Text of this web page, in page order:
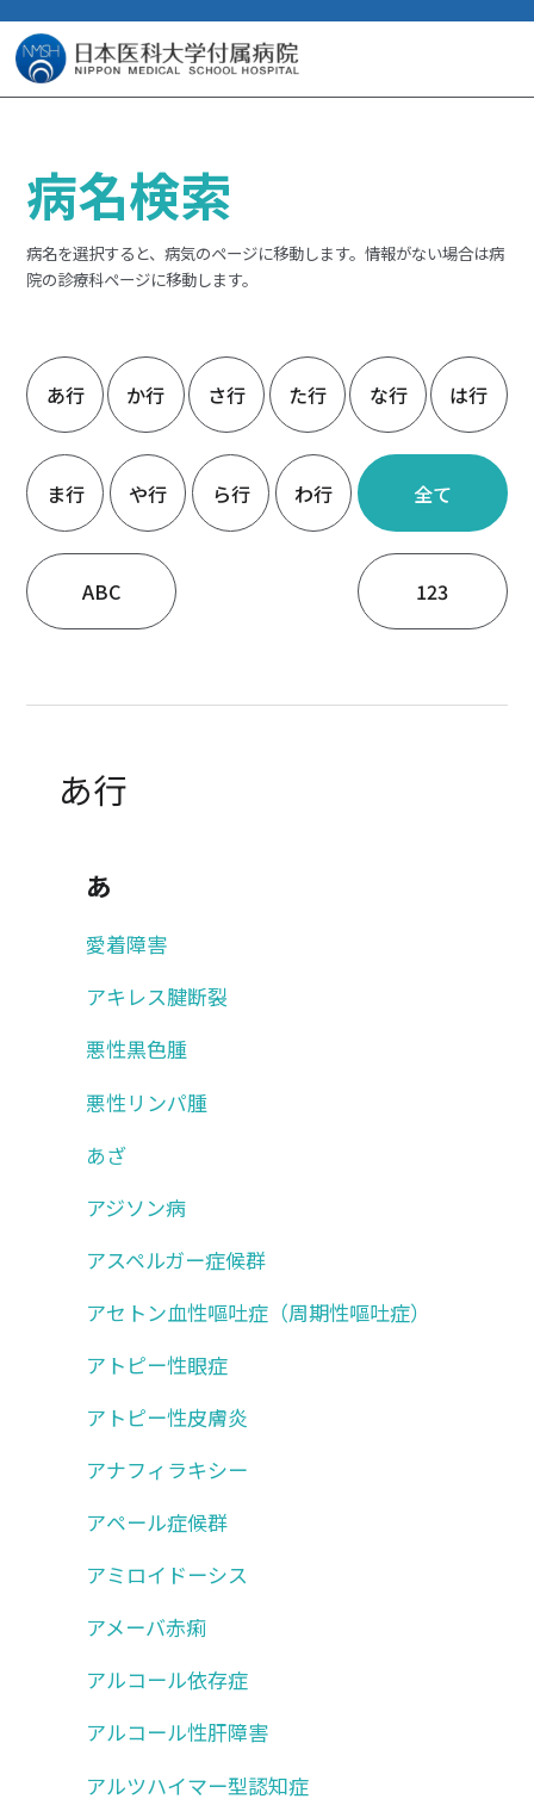
病名検索
病名を選択すると、病気のページに移動します。情報がない場合は病
院の診療科ページに移動します。
全て
あ行 か行 さ行 た行 な行 は行
ま行 や行 ら行 わ行
ABC 123
あ行
あ
愛着障害
アキレス腱断裂
悪性黒色腫
悪性リンパ腫
あざ
アジソン病
アスペルガー症候群
アセトン血性嘔吐症（周期性嘔吐症）
アトピー性眼症
アトピー性皮膚炎
アナフィラキシー
アペール症候群
アミロイドーシス
アメーバ赤痢
アルコール依存症
アルコール性肝障害
アルツハイマー型認知症